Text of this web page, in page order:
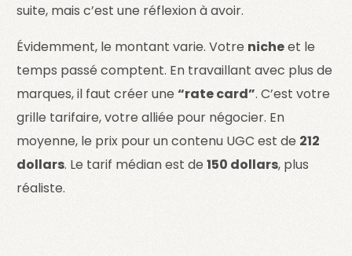
suite, mais c’est une réflexion à avoir.
Évidemment, le montant varie. Votre nicheet le
temps passé comptent. En travaillant avec plus de
marques, il faut créer une“rate card”. C’est votre
grille tarifaire, votre alliée pour négocier. En
moyenne, le prix pour un contenu UGC est de 212
dollars. Le tarif médian est de150 dollars, plus
réaliste.